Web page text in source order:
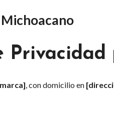
, con domicilio en